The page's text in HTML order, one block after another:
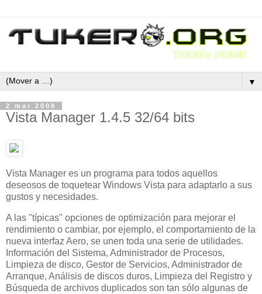
▼
2 mar 2008
Vista Manager 1.4.5 32/64 bits
Vista Manager es un programa para todos aquellos
deseosos de toquetear Windows Vista para adaptarlo a sus
gustos y necesidades.
A las "típicas" opciones de optimización para mejorar el
rendimiento o cambiar, por ejemplo, el comportamiento de la
nueva interfaz Aero, se unen toda una serie de utilidades.
Información del Sistema, Administrador de Procesos,
Limpieza de disco, Gestor de Servicios, Administrador de
Arranque, Análisis de discos duros, Limpieza del Registro y
Búsqueda de archivos duplicados son tan sólo algunas de